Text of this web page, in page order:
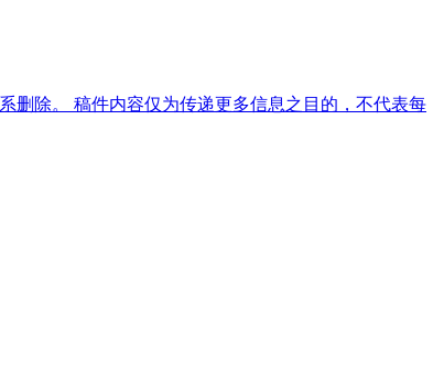
删除。 稿件内容仅为传递更多信息之目的，不代表每